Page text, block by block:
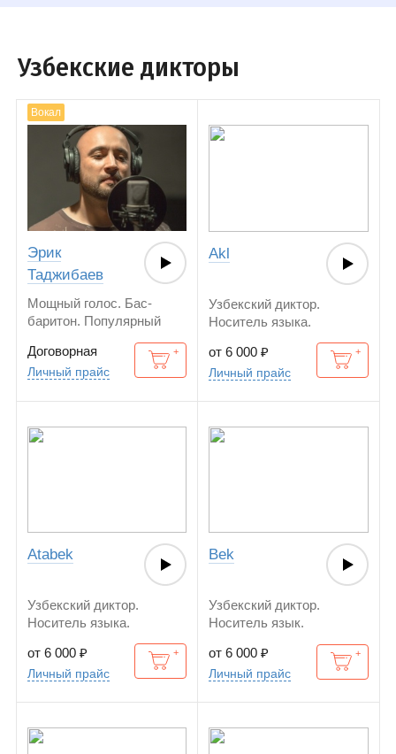
Узбекские дикторы
Вокал
Эрик
Таджибаев
Мощный голос. Бас-
баритон. Популярный
Договорная
Личный прайс
Akl
Узбекский диктор.
Носитель языка.
от 6 000 ₽
Личный прайс
Atabek
Узбекский диктор.
Носитель языка.
от 6 000 ₽
Личный прайс
Bek
Узбекский диктор.
Носитель язык.
от 6 000 ₽
Личный прайс